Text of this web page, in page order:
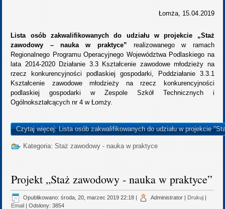
Łomża, 15.04.2019
Lista osób zakwalifikowanych do udziału w projekcie „Staż
zawodowy – nauka w praktyce” realizowanego w ramach
Regionalnego Programu Operacyjnego Województwa Podlaskiego na
lata 2014-2020 Działanie 3.3 Kształcenie zawodowe młodzieży na
rzecz konkurencyjności podlaskiej gospodarki, Poddziałanie 3.3.1
Kształcenie zawodowe młodzieży na rzecz konkurencyjności
podlaskiej gospodarki w Zespole Szkół Technicznych i
Ogólnokształcących nr 4 w Łomży.
Czytaj więcej: Lista osób zakwalifikowanych do udziału w projekcie
Kategoria:Staż zawodowy - nauka w praktyce
Projekt „Staż zawodowy - nauka w praktyce”
Opublikowano: środa, 20, marzec 2019 22:18 | Administrator | Drukuj |
Email | Odsłony: 3854